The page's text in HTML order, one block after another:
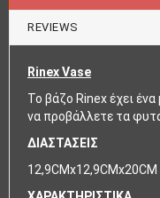
REVIEWS
Rinex Vase
Το βάζο Rinex έχει
να προβάλλετε τα
ΔΙΑΣΤΑΣΕΙΣ